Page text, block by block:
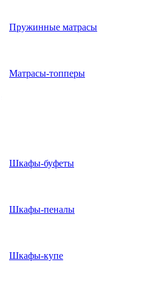
Пружинные матрасы
Матрасы-топперы
Шкафы-буфеты
Шкафы-пеналы
Шкафы-купе